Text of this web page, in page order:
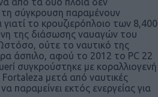
σύγκρουση παραμένουν
γιατί το κρουζιερόπλοιο των 8,400
της διάσωσης ναυαγών του
ούτε το ναυτικό της
άσπιλο, αφού το 2012 το PC 22
συγκρούστηκε με κοραλλιογενή
μετά από ναυτικές
παραμείνει εκτός ενεργείας για